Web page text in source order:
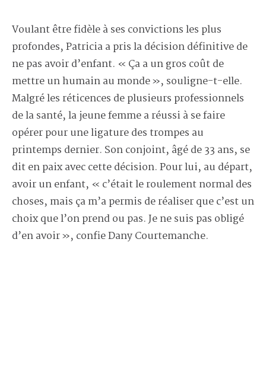
Voulant être fidèle à ses convictions les plus
profondes, Patricia a pris la décision définitive de
ne pas avoir d’enfant. « Ça a un gros coût de
mettre un humain au monde », souligne-t-elle.
Malgré les réticences de plusieurs professionnels
de la santé, la jeune femme a réussi à se faire
opérer pour une ligature des trompes au
printemps dernier. Son conjoint, âgé de 33 ans, se
dit en paix avec cette décision. Pour lui, au départ,
avoir un enfant, « c’était le roulement normal des
choses, mais ça m’a permis de réaliser que c’est un
choix que l’on prend ou pas. Je ne suis pas obligé
d’en avoir », confie Dany Courtemanche.